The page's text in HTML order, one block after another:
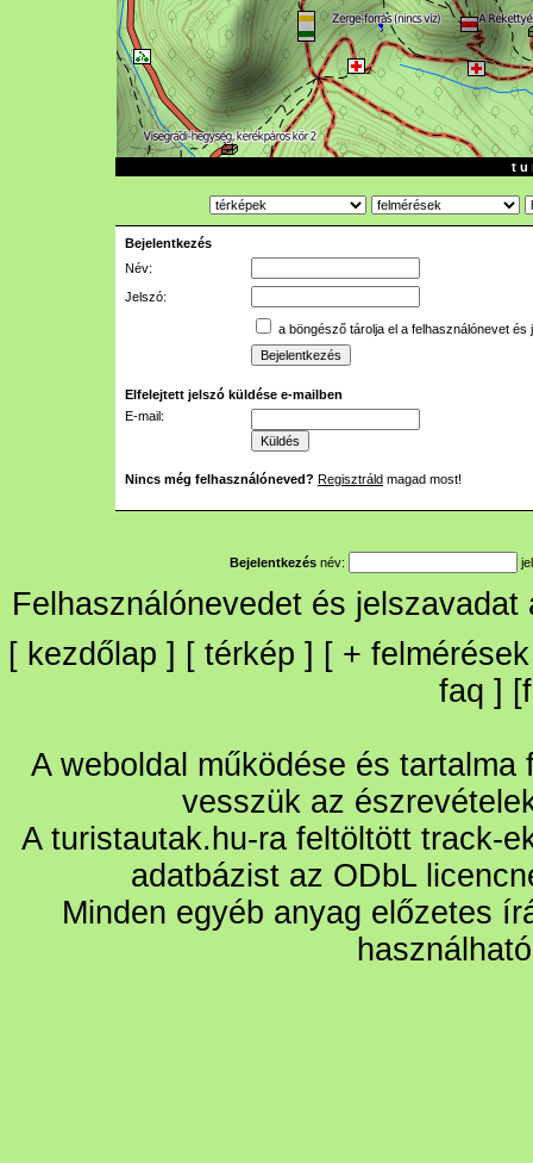
t u
Bejelentkezés
Név:
Jelszó:
a böngésző tárolja el a felhasználónevet és
Elfelejtett jelszó küldése e-mailben
E-mail:
Nincs még felhasználóneved? Regisztráld magad most!
Bejelentkezés név:
Felhasználónevedet és
[ kezdőlap ] [ térkép ] [ + felmérések
faq ] [
A weboldal működése és
vesszük az
A turistautak.hu-ra feltöltött track-
adatbázist az ODbL
Minden egyéb anyag előzetes